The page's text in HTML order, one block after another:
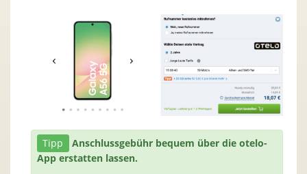
Tipp
Anschlussgebühr bequem über die otelo-
App erstatten lassen.